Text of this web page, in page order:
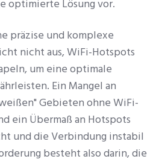
optimierte Lösung vor.
präzise und komplexe
nicht aus, WiFi-Hotspots
um eine optimale
Ein Mangel an
Gebieten ohne WiFi-
ein Übermaß an Hotspots
und die Verbindung instabil
besteht also darin, die